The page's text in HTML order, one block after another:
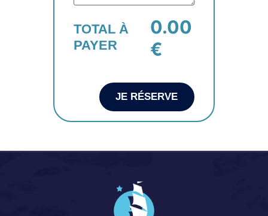
TOTAL À
PAYER
0.00
€
JE RÉSERVE